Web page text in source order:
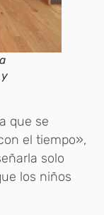
que se
el tiempo»,
solo
los niños